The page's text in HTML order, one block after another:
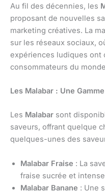
Au fil des décennies, les
proposant de nouvelles
marketing créatives. La
sur les réseaux sociaux,
expériences ludiques ont
consommateurs du
Les Malabar : Une
Les Malabar sont
saveurs, offrant quelque
quelques-unes des
Malabar Fraise : La
fraise sucrée et
Malabar Banane : Une